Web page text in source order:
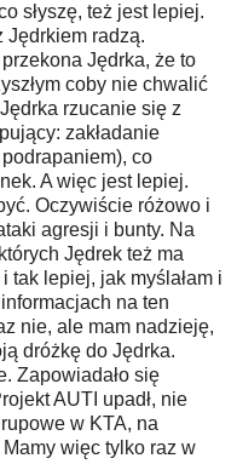
słyszę, też jest lepiej.
Jędrkiem radzą.
Jędrka, że to
coby nie chwalić
rzucanie się z
zakładanie
co
A więc jest lepiej.
Oczywiście różowo i
agresji i bunty. Na
Jędrek też ma
tak lepiej, jak myślałam i
na ten
nie, ale mam nadzieję,
dróżkę do Jędrka.
Zapowiadało się
AUTI upadł, nie
w KTA, na
więc tylko raz w